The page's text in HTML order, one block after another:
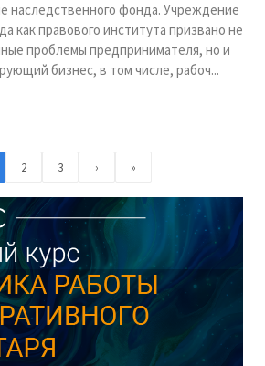
наследственного фонда. Учреждение
как правового института призвано не
проблемы предпринимателя, но и
бизнес, в том числе, рабоч...
2 3 › »